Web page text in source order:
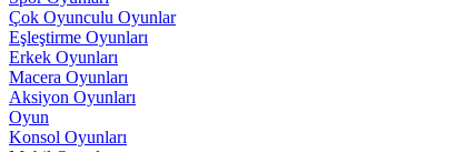
Çok Oyunculu Oyunlar
Eşleştirme Oyunları
Erkek Oyunları
Macera Oyunları
Aksiyon Oyunları
Oyun
Konsol Oyunları